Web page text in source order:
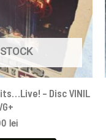
– Disc VINIL
lei